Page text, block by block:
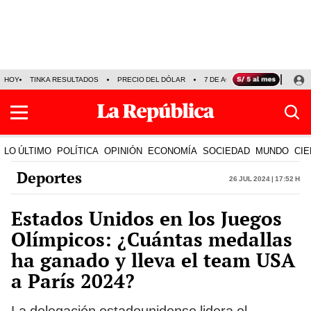
HOY TINKA RESULTADOS PRECIO DEL DÓLAR 7 DE AGOSTO OLLANTA
LO ÚLTIMO POLÍTICA OPINIÓN ECONOMÍA SOCIEDAD MUNDO
Deportes 26 Jul 2024 | 17:52 h
Estados Unidos en los Juegos
Olímpicos: ¿Cuántas medallas
ha ganado y lleva el team USA
a París 2024?